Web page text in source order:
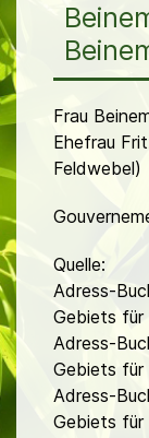
Frau
Ehefrau
Feldwebel)
Quelle:
Adress-
Gebiets für
Adress-
Gebiets für
Adress-
Gebiets für